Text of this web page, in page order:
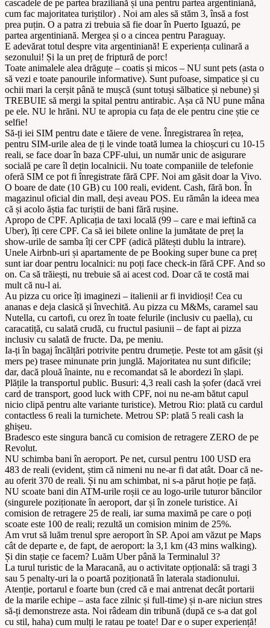
cascadele de pe partea braziliană și una pentru partea argentiniană,
cum fac majoritatea turiștilor) . Noi am ales să stăm 3, însă a fost
prea puțin. O a patra zi trebuia să fie doar în Puerto Iguazú, pe
partea argentiniană. Mergea și o a cincea pentru Paraguay.
E adevărat totul despre vita argentiniană! E experiența culinară a
sezonului! Și la un preț de friptură de porc!
Toate animalele alea drăguțe – coatis și micos – NU sunt pets (asta o
să vezi e toate panourile informative). Sunt pufoase, simpatice și cu
ochii mari la cerșit până te mușcă (sunt totuși sălbatice și nebune) și
TREBUIE să mergi la spital pentru antirabic. Așa că NU pune mâna
pe ele. NU le hrăni. NU te apropia cu fața de ele pentru cine știe ce
selfie!
Să-ți iei SIM pentru date e tăiere de vene. Înregistrarea în rețea,
pentru SIM-urile alea de ți le vinde toată lumea la chioșcuri cu 10-15
reali, se face doar în baza CPF-ului, un număr unic de asigurare
socială pe care îl dețin localnicii. Nu toate companiile de telefonie
oferă SIM ce pot fi înregistrate fără CPF. Noi am găsit doar la Vivo.
O boare de date (10 GB) cu 100 reali, evident. Cash, fără bon. În
magazinul oficial din mall, deși aveau POS. Eu rămân la ideea mea
că și acolo ăștia fac turiștii de bani fără rușine.
Apropo de CPF. Aplicația de taxi locală (99 – care e mai ieftină ca
Uber), îți cere CPF. Ca să iei bilete online la jumătate de preț la
show-urile de samba îți cer CPF (adică plătești dublu la intrare).
Unele Airbnb-uri și apartamente de pe Booking super bune ca preț
sunt iar doar pentru localnici: nu poți face check-in fără CPF. And so
on. Ca să trăiești, nu trebuie să ai acest cod. Doar că te costă mai
mult că nu-l ai.
Au pizza cu orice îți imaginezi – italienii ar fi invidioși! Cea cu
ananas e deja clasică și învechită. Au pizza cu M&Ms, caramel sau
Nutella, cu cartofi, cu orez în toate felurile (inclusiv cu paella), cu
caracatiță, cu salată crudă, cu fructul pasiunii – de fapt ai pizza
inclusiv cu salată de fructe. Da, pe meniu.
Ia-ți în bagaj încălțări potrivite pentru drumeție. Peste tot am găsit (și
mers pe) trasee minunate prin junglă. Majoritatea nu sunt dificile;
dar, dacă plouă înainte, nu e recomandat să le abordezi în șlapi.
Plățile la transportul public. Busuri: 4,3 reali cash la șofer (dacă vrei
card de transport, good luck with CPF, noi nu ne-am bătut capul
nicio clipă pentru alte variante turistice). Metrou Rio: plată cu cardul
contactless 6 reali la turnichete. Metrou SP: plată 5 reali cash la
ghișeu.
Bradesco este singura bancă cu comision de retragere ZERO de pe
Revolut.
NU schimba bani în aeroport. Pe net, cursul pentru 100 USD era
483 de reali (evident, știm că nimeni nu ne-ar fi dat atât. Doar că ne-
au oferit 370 de reali. Și nu am schimbat, ni s-a părut hoție pe față.
NU scoate bani din ATM-urile roșii ce au logo-urile tuturor băncilor
(singurele poziționate în aeroport, dar și în zonele turistice. Ai
comision de retragere 25 de reali, iar suma maximă pe care o poți
scoate este 100 de reali; rezultă un comision minim de 25%.
Am vrut să luăm trenul spre aeroport în SP. Apoi am văzut pe Maps
cât de departe e, de fapt, de aeroport: la 3,1 km (43 mins walking).
Și din stație ce facem? Luăm Uber până la Terminalul 3?
La turul turistic de la Maracanã, au o activitate opțională: să tragi 3
sau 5 penalty-uri la o poartă poziționată în laterala stadionului.
Atenție, portarul e foarte bun (cred că e mai antrenat decât portarii
de la marile echipe – asta face zilnic și full-time) și n-are niciun stres
să-ți demonstreze asta. Noi râdeam din tribună (după ce s-a dat gol
cu stil, haha) cum mulți le ratau pe toate! Dar e o super experiență!